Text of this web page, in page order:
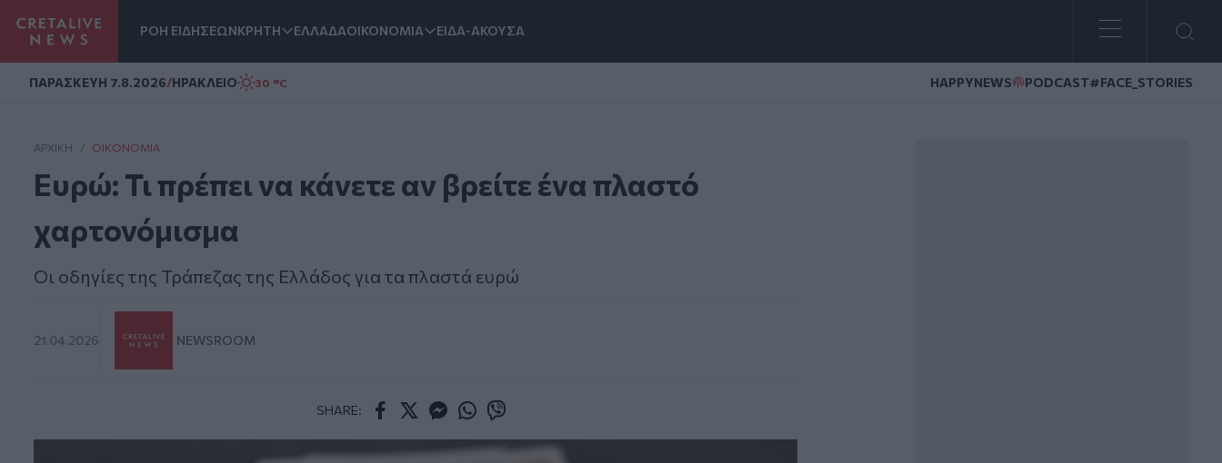
ΡΟΗ ΕΙΔΗΣΕΩΝΚΡΗΤΗ ΕΛΛΑΔΑΟΙΚΟΝΟΜΙΑ ΕΙΔΑ-ΑΚΟΥΣΑ
ΠΑΡΑΣΚΕΥΗ 7.8.2026/ΗΡΑΚΛΕΙΟ 30 °C HAPPYNEWS PODCAST#FACE_STORIES
ΑΡΧΙΚΗ / ΟΙΚΟΝΟΜΊΑ
Ευρώ: Τι πρέπει να κάνετε αν βρείτε ένα πλαστό
χαρτονόμισμα
Οι οδηγίες της Τράπεζας της Ελλάδος για τα πλαστά ευρώ
21.04.2026 NEWSROOM
SHARE: